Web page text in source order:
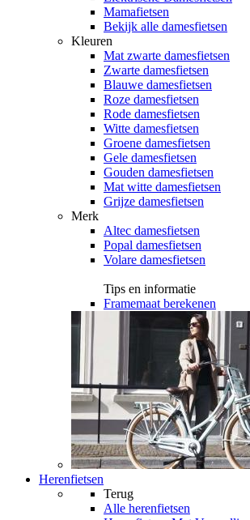
Mamafietsen
Bekijk alle damesfietsen
Kleuren
Mat zwarte damesfietsen
Zwarte damesfietsen
Blauwe damesfietsen
Roze damesfietsen
Rode damesfietsen
Witte damesfietsen
Groene damesfietsen
Gele damesfietsen
Gouden damesfietsen
Mat witte damesfietsen
Grijze damesfietsen
Merk
Altec damesfietsen
Popal damesfietsen
Volare damesfietsen
Tips en informatie
Framemaat berekenen
Herenfietsen
Terug
Alle herenfietsen